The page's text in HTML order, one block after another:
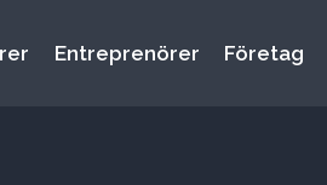
Entreprenörer Företag